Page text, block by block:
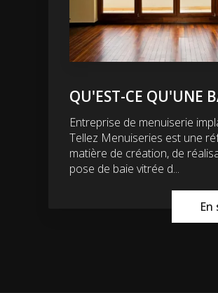
QU'EST-CE QU'UNE
Entreprise de menuiserie
Tellez Menuiseries est une
matière de création, de
pose de baie vitrée d...
En